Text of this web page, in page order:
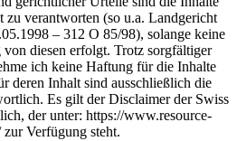
zu verantworten (so u.a. Landgericht
– 312 O 85/98), solange keine
diesen erfolgt. Trotz sorgfältiger
ich keine Haftung für die Inhalte
deren Inhalt sind ausschließlich die
Es gilt der Disclaimer der Swiss
der unter: https://www.resource-
Verfügung steht.